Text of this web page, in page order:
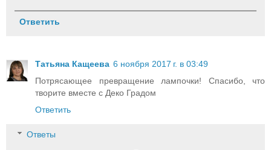
Ответить
Татьяна Кащеева 6 ноября 2017 г. в 03:49
Потрясающее превращение лампочки! Спасибо, что
творите вместе с Деко Градом
Ответить
Ответы